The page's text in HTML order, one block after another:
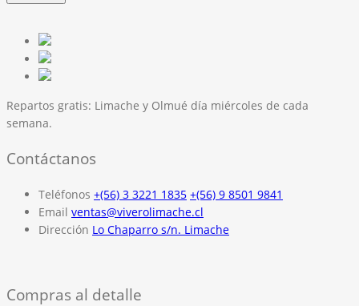
Repartos gratis: Limache y Olmué día miércoles de cada
semana.
Contáctanos
Teléfonos +(56) 3 3221 1835 +(56) 9 8501 9841
Email ventas@viverolimache.cl
Dirección Lo Chaparro s/n. Limache
Compras al detalle